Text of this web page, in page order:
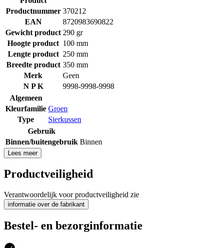
Productnummer 370212
EAN
8720983690822
Gewicht product 290 gr
Hoogte product 100 mm
Lengte product 250 mm
Breedte product 350 mm
Merk
Geen
N P K
9998-9998-9998
Algemeen
Kleurfamilie Groen
Type
Sierkussen
Gebruik
Binnen/buitengebruik Binnen
Lees meer
Productveiligheid
Verantwoordelijk voor productveiligheid zie
informatie over de fabrikant
Bestel- en bezorginformatie